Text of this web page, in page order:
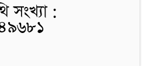
সংখ্যা :